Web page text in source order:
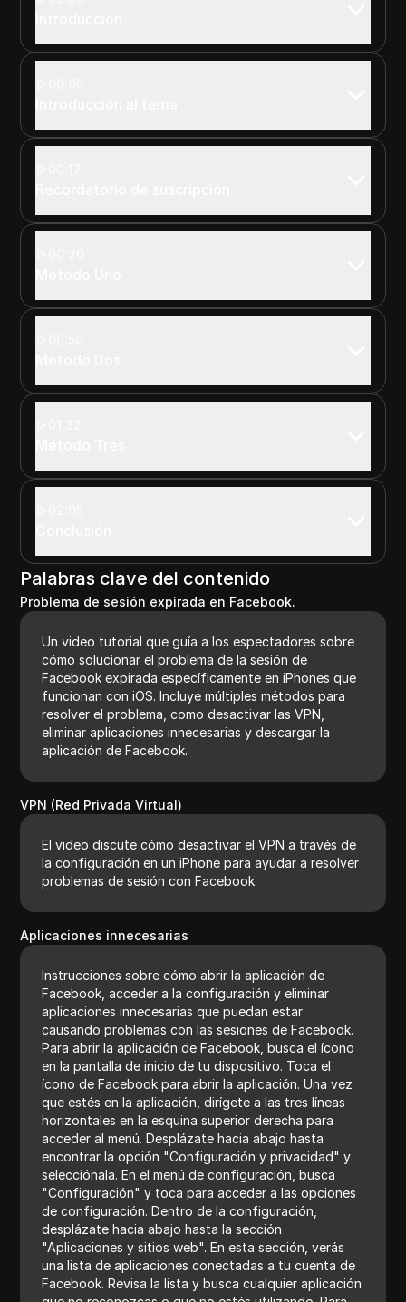
Palabras clave del contenido
Problema de sesión expirada en Facebook.
Un video tutorial que guía a los espectadores sobre
cómo solucionar el problema de la sesión de
Facebook expirada específicamente en iPhones que
funcionan con iOS. Incluye múltiples métodos para
resolver el problema, como desactivar las VPN,
eliminar aplicaciones innecesarias y descargar la
aplicación de Facebook.
VPN (Red Privada Virtual)
El video discute cómo desactivar el VPN a través de
la configuración en un iPhone para ayudar a resolver
problemas de sesión con Facebook.
Aplicaciones innecesarias
Instrucciones sobre cómo abrir la aplicación de
Facebook, acceder a la configuración y eliminar
aplicaciones innecesarias que puedan estar
causando problemas con las sesiones de Facebook.
Para abrir la aplicación de Facebook, busca el ícono
en la pantalla de inicio de tu dispositivo. Toca el
ícono de Facebook para abrir la aplicación. Una vez
que estés en la aplicación, dirígete a las tres líneas
horizontales en la esquina superior derecha para
acceder al menú. Desplázate hacia abajo hasta
encontrar la opción "Configuración y privacidad" y
selecciónala. En el menú de configuración, busca
"Configuración" y toca para acceder a las opciones
de configuración. Dentro de la configuración,
desplázate hacia abajo hasta la sección
"Aplicaciones y sitios web". En esta sección, verás
una lista de aplicaciones conectadas a tu cuenta de
Facebook. Revisa la lista y busca cualquier aplicación